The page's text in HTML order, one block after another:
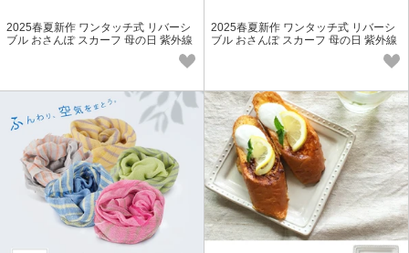
2025春夏新作 ワンタッチ式 リバーシ
ブル おさんぽ スカーフ 母の日 紫外線
2025春夏新作 ワンタッチ式 リバーシ
ブル おさんぽ スカーフ 母の日 紫外線